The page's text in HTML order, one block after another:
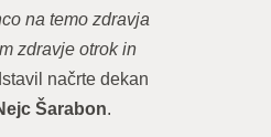
na temo zdravja
zdravje otrok in
načrte dekan
Šarabon.